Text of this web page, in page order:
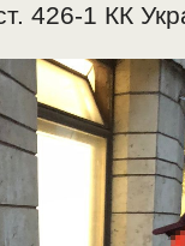
426-1 КК